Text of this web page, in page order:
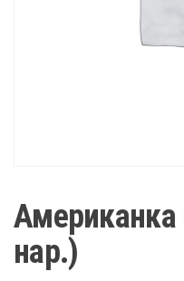
Американка
нар.)